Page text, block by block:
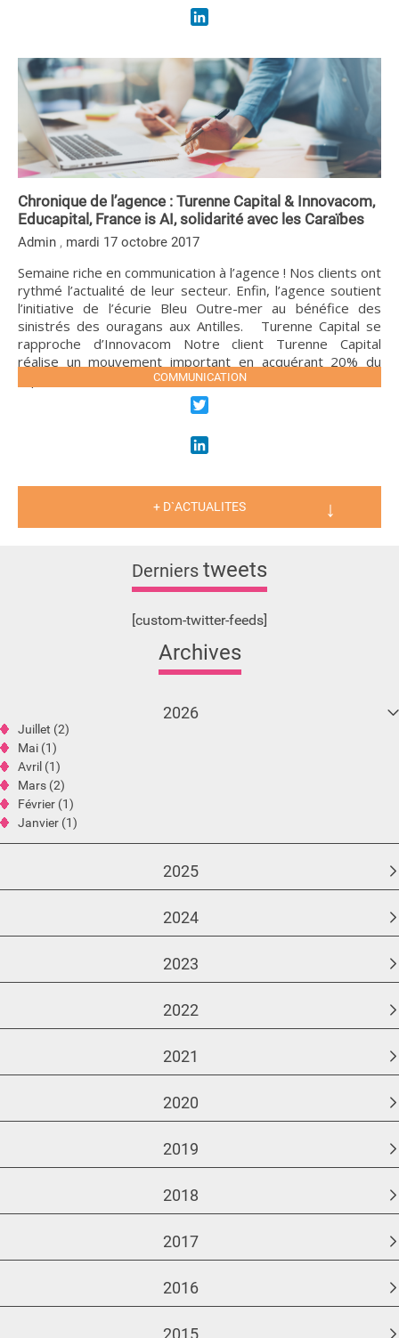
Chronique de l’agence : Turenne Capital & Innovacom,
Educapital, France is AI, solidarité avec les Caraïbes
Admin , mardi 17 octobre 2017
Semaine riche en communication à l’agence ! Nos clients ont
rythmé l’actualité de leur secteur. Enfin, l’agence soutient
l’initiative de l’écurie Bleu Outre-mer au bénéfice des
sinistrés des ouragans aux Antilles. Turenne Capital se
rapproche d’Innovacom Notre client Turenne Capital
réalise un mouvement important en acquérant 20% du
capital d’Innovacom, […]LIRE LA SUITE
COMMUNICATION
+ D`ACTUALITES
Derniers tweets
[custom-twitter-feeds]
Archives
2026
Juillet (2)
Mai (1)
Avril (1)
Mars (2)
Février (1)
Janvier (1)
2025
2024
2023
2022
2021
2020
2019
2018
2017
2016
2015